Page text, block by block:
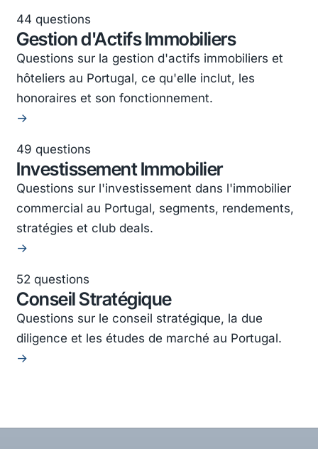
44 questions
Gestion d'Actifs Immobiliers
Questions sur la gestion d'actifs immobiliers et
hôteliers au Portugal, ce qu'elle inclut, les
honoraires et son fonctionnement.
→
49 questions
Investissement Immobilier
Questions sur l'investissement dans l'immobilier
commercial au Portugal, segments, rendements,
stratégies et club deals.
→
52 questions
Conseil Stratégique
Questions sur le conseil stratégique, la due
diligence et les études de marché au Portugal.
→